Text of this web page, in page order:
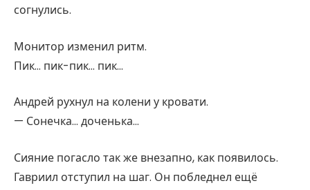
согнулись.
Монитор изменил ритм.
Пик… пик-пик… пик…
Андрей рухнул на колени у кровати.
— Сонечка… доченька…
Сияние погасло так же внезапно, как появилось.
Гавриил отступил на шаг. Он побледнел ещё